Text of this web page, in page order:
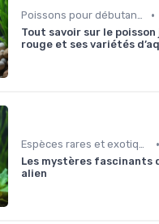
Poissons pour débutants •
Tout savoir sur le poisson
rouge et ses variétés
Espèces rares et exotiques •
Les mystères fascinants
alien